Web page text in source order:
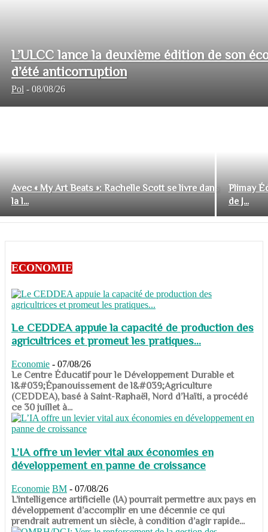
L’ULCC lance la deuxième édition de son
d’été anticorruption
Pol - 08/08/26
Avec « My Art Beats »: Rachelle Scott se livre dans
la l...
Plimay
de J...
ECONOMIE
Le CEDDEA appuie la capacité de production des
agricultrices et promeut les pratiques...
Economie - 07/08/26
​​​​​​​Le Centre Éducatif pour le Développement Durable et
l&#039;Épanouissement de l&#039;Agriculture
(CEDDEA), basé à Saint-Raphaël, Nord d’Haïti, a procédé
ce 30 juillet à...
L’IA offre un levier vital aux économies en
développement en panne de croissance
Economie BM - 07/08/26
​​​​​​​L’intelligence artificielle (IA) pourrait permettre aux pays en
développement d’accomplir en une décennie ce qui
prendrait autrement un siècle, à condition d’agir rapide...